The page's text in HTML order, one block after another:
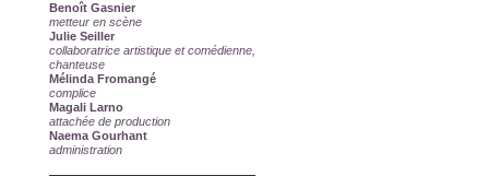
Benoît Gasnier
metteur en scène
Julie Seiller
collaboratrice artistique et comédienne,
chanteuse
Mélinda Fromangé
complice
Magali Larno
attachée de production
Naema Gourhant
administration